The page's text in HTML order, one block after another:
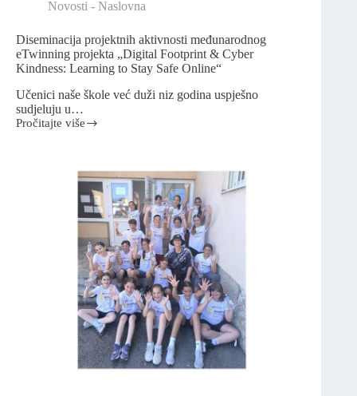
Novosti - Naslovna
Diseminacija projektnih aktivnosti međunarodnog
eTwinning projekta „Digital Footprint & Cyber
Kindness: Learning to Stay Safe Online“
Učenici naše škole već duži niz godina uspješno
sudjeluju u…
Pročitajte više